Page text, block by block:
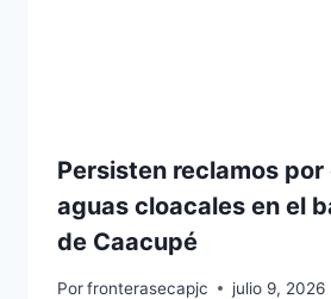
Persisten reclamos
aguas cloacales en el
de Caacupé
Porfronterasecapjc julio 9, 2026